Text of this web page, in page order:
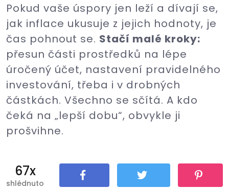
Pokud vaše úspory jen leží a dívají se,
jak inflace ukusuje z jejich hodnoty, je
čas pohnout se. Stačí malé kroky:
přesun části prostředků na lépe
úročený účet, nastavení pravidelného
investování, třeba i v drobných
částkách. Všechno se sčítá. A kdo
čeká na „lepší dobu“, obvykle ji
prošvihne.
67x
shlédnuto